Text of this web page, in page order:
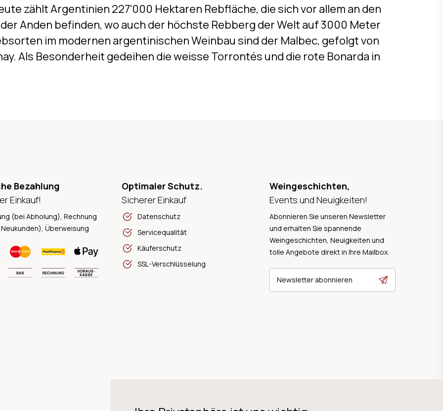
zählt Argentinien 227'000 Hektaren Rebfläche, die sich vor allem an den
Anden befinden, wo auch der höchste Rebberg der Welt auf 3000 Meter
im modernen argentinischen Weinbau sind der Malbec, gefolgt von
Als Besonderheit gedeihen die weisse Torrontés und die rote Bonarda in
Bezahlung
Einkauf!
(bei Abholung), Rechnung
Überweisung
Optimaler Schutz.
Sicherer Einkauf
Datenschutz
Servicequalität
Käuferschutz
SSL-Verschlüsselung
Weingeschichten,
Events und Neuigkeiten!
Abonnieren Sie unseren Newsletter
und erhalten Sie spannende
Weingeschichten, Neuigkeiten und
tolle Angebote direkt in Ihre Mailbox.
Newsletter abonnieren